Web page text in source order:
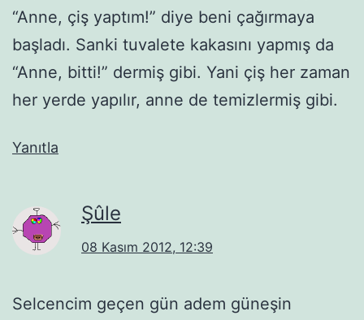
“Anne, çiş yaptım!” diye beni çağırmaya
başladı. Sanki tuvalete kakasını yapmış da
“Anne, bitti!” dermiş gibi. Yani çiş her zaman
her yerde yapılır, anne de temizlermiş gibi.
Yanıtla
Şûle
08 Kasım 2012, 12:39
Selcencim geçen gün adem güneşin